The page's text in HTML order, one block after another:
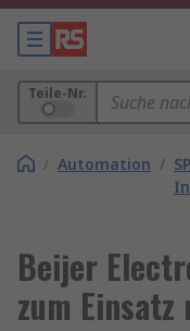
Teile-Nr.
/ Automation /
Beijer
zum